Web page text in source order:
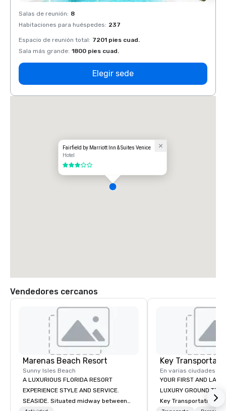
Salas de reunión: 8
Habitaciones para huéspedes: 237
Espacio de reunión total: 7201 pies cuad.
Sala más grande: 1800 pies cuad.
Elegir sede
Fairfield by Marriott Inn & Suites Venice
Hotel
3 de 5
Vendedores cercanos
Marenas Beach Resort
Sunny Isles Beach
A LUXURIOUS FLORIDA RESORT
EXPERIENCE STYLE AND SERVICE.
SEASIDE. Situated midway between
En varias ciudades
YOUR FIRST AND LAST
LUXURY GROUND
Key Transportation